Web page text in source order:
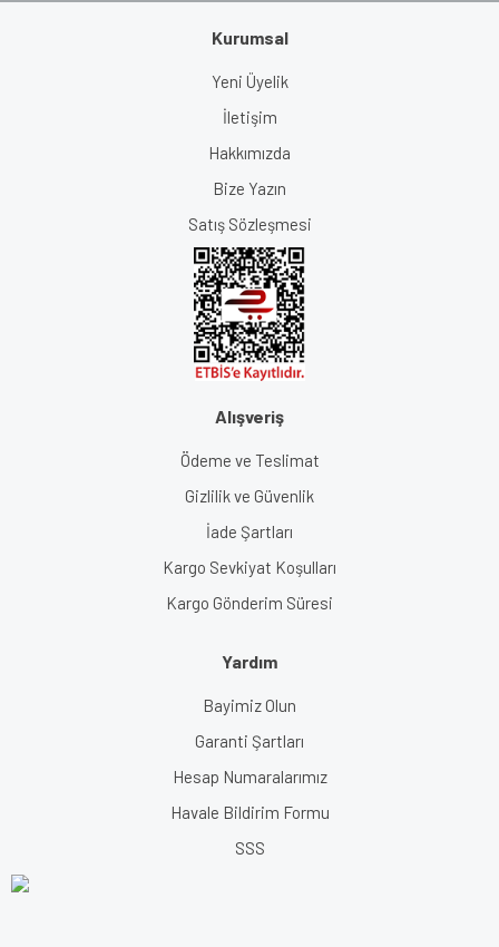
Kurumsal
Yeni Üyelik
İletişim
Hakkımızda
Bize Yazın
Satış Sözleşmesi
Alışveriş
Ödeme ve Teslimat
Gizlilik ve Güvenlik
İade Şartları
Kargo Sevkiyat Koşulları
Kargo Gönderim Süresi
Yardım
Bayimiz Olun
Garanti Şartları
Hesap Numaralarımız
Havale Bildirim Formu
SSS